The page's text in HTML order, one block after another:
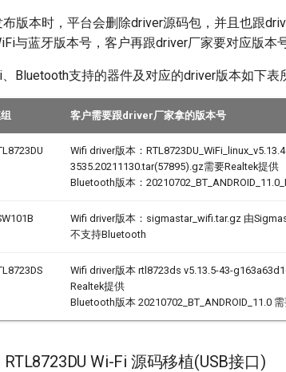
布版本时，平台会删除driver源码包，并且也跟
与蓝牙版本号，客户再跟driver厂家要对应版本
Bluetooth支持的器件及对应的driver版本如下表
客户需要跟driver厂家拿的版本号
Wifi driver版本：
3535.20211130.tar(57895).gz需要Realtek提供
Bluetooth版本：
Wifi driver版本：sigmastar_wifi.tar.gz 由
不支持Bluetooth
Wifi driver版本 rtl8723ds v5.13.5-43-
Realtek提供
Bluetooth版本 20210702_BT_ANDROID_11.0
RTL8723DU Wi-Fi 源码移植(USB接口)